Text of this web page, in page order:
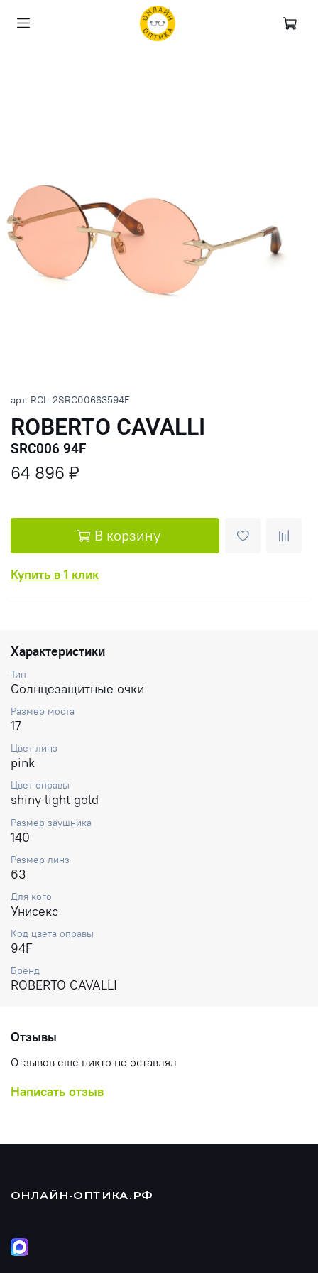
арт. RCL-2SRC00663594F
ROBERTO CAVALLI
SRC006 94F
64 896 ₽
В корзину
Купить в 1 клик
Характеристики
Тип
Солнцезащитные очки
Размер моста
17
Цвет линз
pink
Цвет оправы
shiny light gold
Размер заушника
140
Размер линз
63
Для кого
Унисекс
Код цвета оправы
94F
Бренд
ROBERTO CAVALLI
Отзывы
Отзывов еще никто не оставлял
Написать отзыв
ОНЛАЙН-ОПТИКА.РФ